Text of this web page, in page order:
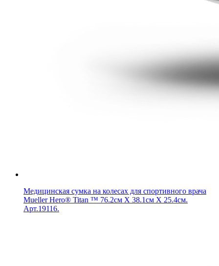
Медицинская сумка на колесах для спортивного врача
Mueller Hero® Titan ™ 76.2см Х 38.1см Х 25.4см.
Арт.19116.